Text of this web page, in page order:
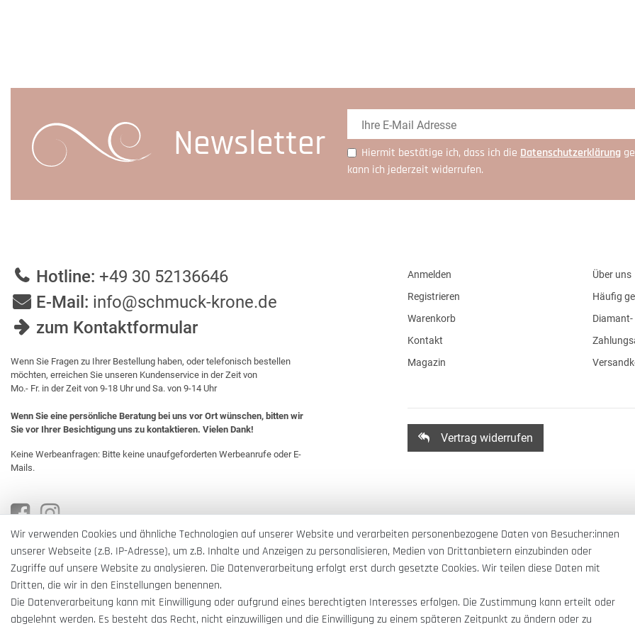
Newsletter Hiermit bestätige ich, dass ich die Daten­schutz­erklärung
kann ich jederzeit widerrufen.
Hotline: +49 30 52136646
E-Mail: info@schmuck-krone.de
zum Kontaktformular
Wenn Sie Fragen zu Ihrer Bestellung haben, oder telefonisch bestellen
möchten, erreichen Sie unseren Kundenservice in der Zeit von
Mo.- Fr. in der Zeit von 9-18 Uhr und Sa. von 9-14 Uhr
Wenn Sie eine persönliche Beratung bei uns vor Ort wünschen, bitten wir
Sie vor Ihrer Besichtigung uns zu kontaktieren. Vielen Dank!
Keine Werbeanfragen: Bitte keine unaufgeforderten Werbeanrufe oder E-
Mails.
Anmelden
Registrieren
Warenkorb
Kontakt
Magazin
Über uns
Häufig
Vertrag widerrufen
Wir verwenden Cookies und ähnliche Technologien auf unserer Website und verarbeiten personenbezogene Daten von Besucher:innen
unserer Webseite (z.B. IP-Adresse), um z.B. Inhalte und Anzeigen zu personalisieren, Medien von Drittanbietern einzubinden oder
Zugriffe auf unsere Website zu analysieren. Die Datenverarbeitung erfolgt erst durch gesetzte Cookies. Wir teilen diese Daten mit
Dritten, die wir in den Einstellungen benennen.
Die Datenverarbeitung kann mit Einwilligung oder aufgrund eines berechtigten Interesses erfolgen. Die Zustimmung kann erteilt oder
abgelehnt werden. Es besteht das Recht, nicht einzuwilligen und die Einwilligung zu einem späteren Zeitpunkt zu ändern oder zu